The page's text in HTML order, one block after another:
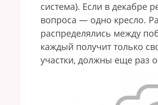
система). Если в декабре
вопроса — одно кресло.
распределялись между
каждый получит только
участки, должны еще раз